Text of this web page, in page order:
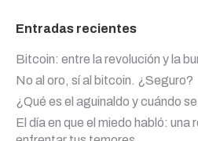
Entradas recientes
Bitcoin: entre la revolución y la
No al oro, sí al bitcoin. ¿Seguro?
¿Qué es el aguinaldo y cuándo
El día en que el miedo habló: